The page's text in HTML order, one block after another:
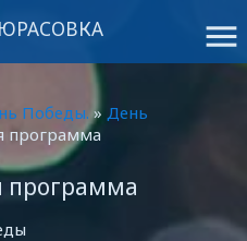
menu
Победы. » День
программа
программа